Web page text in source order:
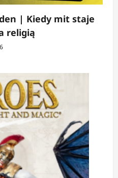
| Kiedy mit staje
religią